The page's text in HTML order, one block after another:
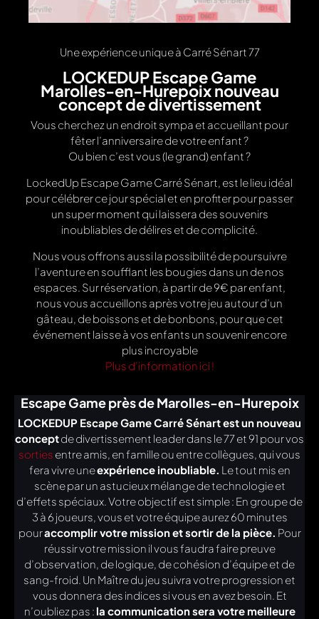
Une expérience unique à Carré Sénart 77
LOCKEDUP Escape Game
Marolles-en-Hurepoix nouveau
concept de divertissement
Vous cherchez un endroit sympa et accueillant pour
fêter l’anniversaire de votre enfant ?
Ou bien c’est vous (le grand) enfant ?
LockedUp Escape Game Carré Sénart, est le lieu idéal
pour célébrer ce jour spécial et en profiter pour passer
un super moment qui laissera des souvenirs
inoubliables de délires et de complicité.
Nous vous offrons aussi la possibilité de poursuivre
l’aventure en soufflant les bougies dans un de nos
espaces. Sur réservation, à partir de 9€ par enfant,
nous vous accueillons après votre jeu autour d’un
gâteau, de boissons et de bonbons, pour que cet
événement laisse à vos enfants un souvenir encore
plus incroyable
Plus d’information ici !
Escape Game près de Marolles-en-Hurepoix
LOCKEDUP Escape Game Carré Sénart est un nouveau
conceptde divertissement leader dans le 77 et 91 pour vos
sorties entre amis, en famille ou entre collègues, qui vous
fera vivre uneexpérience inoubliable. Le tout mis en
scène par un astucieux mélange de technologie et
d’effets spéciaux. Votre objectif est simple : En groupe de
3 à 6 joueurs, vous et votre équipe aurez 60 minutes
pouraccomplir votre mission et sortir de la pièce. Pour
réussir votre mission il vous faudra faire preuve
d’observation, de logique, de cohésion d’équipe et de
sang-froid. Un Maître du jeu suivra votre progression et
vous donnera des indices si vous en avez besoin. Et
n’oubliez pas : la communication sera votre meilleure